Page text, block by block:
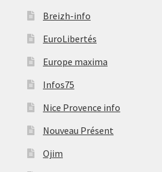
Breizh-info
EuroLibertés
Europe maxima
Infos75
Nice Provence info
Nouveau Présent
Ojim